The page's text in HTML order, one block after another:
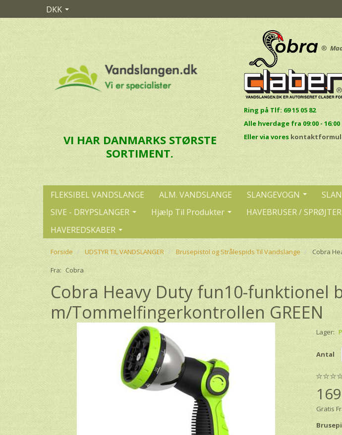
DKK
VI HAR DANMARKS STØRSTE
SORTIMENT.
®
Ring på Tlf: 69 15 05 82
Alle hverdage fra 09:00 - 16:00
Eller via vores
FLEKSIBEL VANDSLANGE ALM. VANDSLANGE SLANGEVOGN
SIVE - DRYPSLANGER
Hjælp Til Produkter HAVEBRUSER / SPRØJTER
HAVEREDSKABER
Forside UDSTYR TIL VANDSLANGER Brusepistol og Strålespids Til Vandslange Cobra
Fra: Cobra
Cobra Heavy Duty fun10-funktionel
m/Tommelfingerkontrollen GREEN
Lager:
Antal
Gratis